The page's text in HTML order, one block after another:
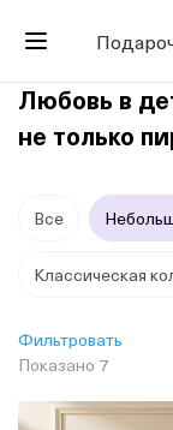
Любовь в
не только
Все
Классическая
Показано 7
Фильтровать